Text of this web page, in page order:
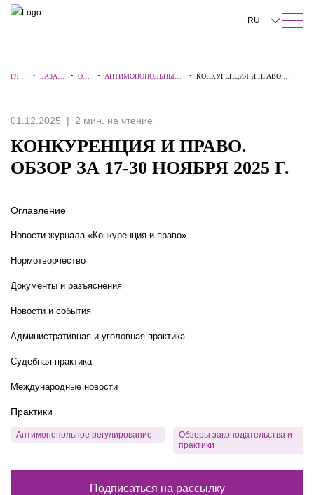
ПОИСК ПО САЙТУ Закрыть
RU
中文
Italiano
ГЛАВ
•БАЗА
•ОБЗ
• АНТИМОНОПОЛЬНЫЕ
•КОНКУРЕНЦИЯ И ПРАВО.
01.12.2025 2 мин. на чтение
КОНКУРЕНЦИЯ И ПРАВО.
ОБЗОР ЗА 17-30 НОЯБРЯ 2025 Г.
Оглавление
Новости журнала «Конкуренция и право»
Нормотворчество
Документы и разъяснения
Новости и события
Административная и уголовная практика
Судебная практика
Международные новости
Практики
Антимонопольное регулирование
Обзоры законодательства и
практики
Подписаться на рассылку